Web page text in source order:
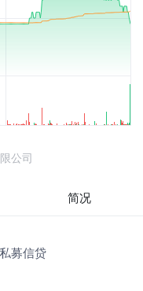
公司
简况
募信贷